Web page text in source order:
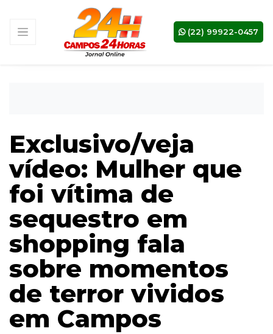
(22) 99922-0457
Exclusivo/veja
vídeo: Mulher que
foi vítima de
sequestro em
shopping fala
sobre momentos
de terror vividos
em Campos